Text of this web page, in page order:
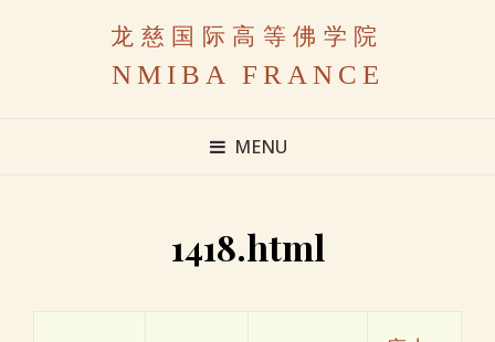
龙慈国际高等佛学院
NMIBA FRANCE
MENU
1418.html